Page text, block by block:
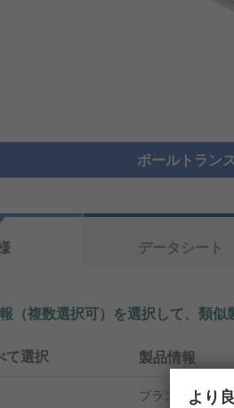
ボールトラン
データシート
（複数選択可）を選択して、類似
て選択 製品情報
ブランド より